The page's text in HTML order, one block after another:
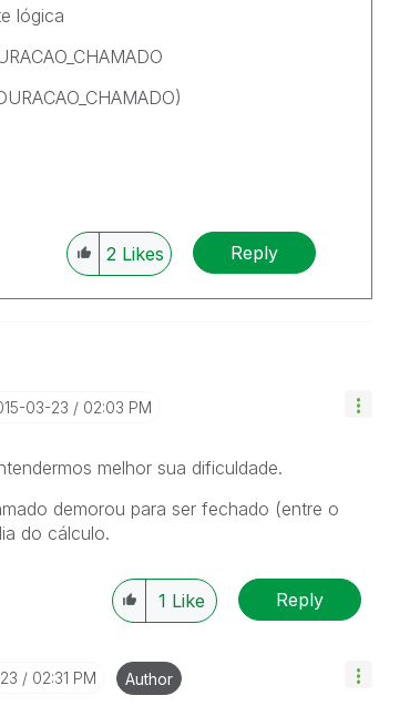
lógica
2 Likes Reply
03-23 02:03 PM
melhor sua dificuldade.
demorou para ser fechado (entre o
do cálculo.
1 Like Reply
02:31 PM Author